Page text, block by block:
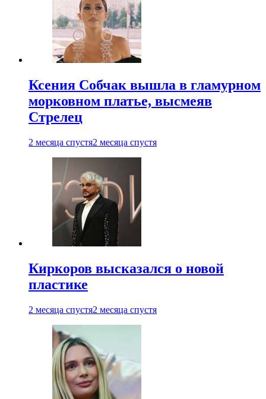
Ксения Собчак вышла в гламурном
морковном платье, высмеяв
Стрелец
2 месяца спустя2 месяца спустя
Киркоров высказался о новой
пластике
2 месяца спустя2 месяца спустя